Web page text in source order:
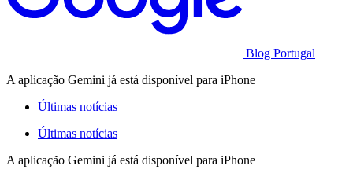
Blog Portugal
A aplicação Gemini já está disponível para iPhone
Últimas notícias
Últimas notícias
A aplicação Gemini já está disponível para iPhone